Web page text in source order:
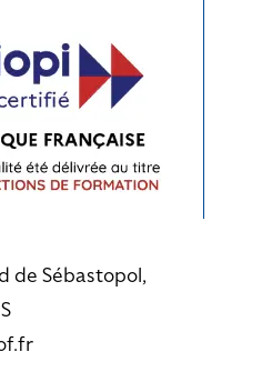
de Sébastopol,